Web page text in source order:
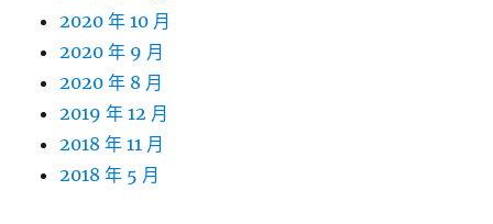
2020 年 10 月
2020 年 9 月
2020 年 8 月
2019 年 12 月
2018 年 11 月
2018 年 5 月